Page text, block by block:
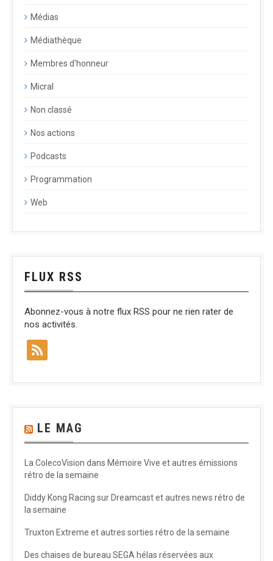
Médias
Médiathèque
Membres d'honneur
Micral
Non classé
Nos actions
Podcasts
Programmation
Web
FLUX RSS
Abonnez-vous à notre flux RSS pour ne rien rater de
nos activités.
LE MAG
La ColecoVision dans Mémoire Vive et autres émissions
rétro de la semaine
Diddy Kong Racing sur Dreamcast et autres news rétro de
la semaine
Truxton Extreme et autres sorties rétro de la semaine
Des chaises de bureau SEGA hélas réservées aux